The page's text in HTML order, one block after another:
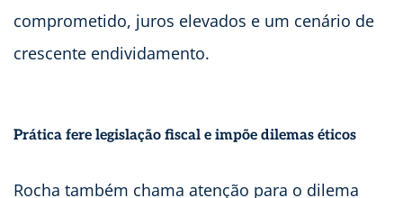
comprometido, juros elevados e um cenário de
crescente endividamento.
Prática fere legislação fiscal e impõe dilemas éticos
Rocha também chama atenção para o dilema